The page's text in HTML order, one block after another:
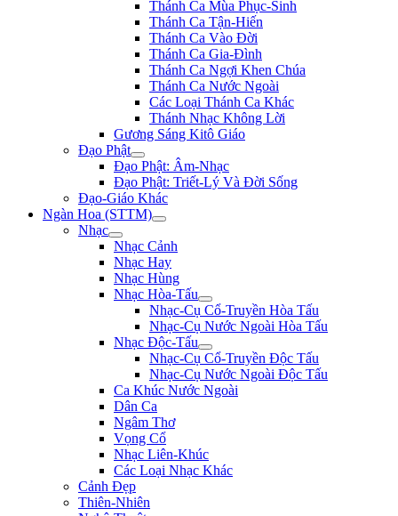
Thánh Ca Mùa Phục-Sinh
Thánh Ca Tận-Hiến
Thánh Ca Vào Đời
Thánh Ca Gia-Đình
Thánh Ca Ngợi Khen Chúa
Thánh Ca Nước Ngoài
Các Loại Thánh Ca Khác
Thánh Nhạc Không Lời
Gương Sáng Kitô Giáo
Đạo Phật
Đạo Phật: Âm-Nhạc
Đạo Phật: Triết-Lý Và Đời Sống
Đạo-Giáo Khác
Ngàn Hoa (STTM)
Nhạc
Nhạc Cảnh
Nhạc Hay
Nhạc Hùng
Nhạc Hòa-Tấu
Nhạc-Cụ Cổ-Truyền Hòa Tấu
Nhạc-Cụ Nước Ngoài Hòa Tấu
Nhạc Độc-Tấu
Nhạc-Cụ Cổ-Truyền Độc Tấu
Nhạc-Cụ Nước Ngoài Độc Tấu
Ca Khúc Nước Ngoài
Dân Ca
Ngâm Thơ
Vọng Cổ
Nhạc Liên-Khúc
Các Loại Nhạc Khác
Cảnh Đẹp
Thiên-Nhiên